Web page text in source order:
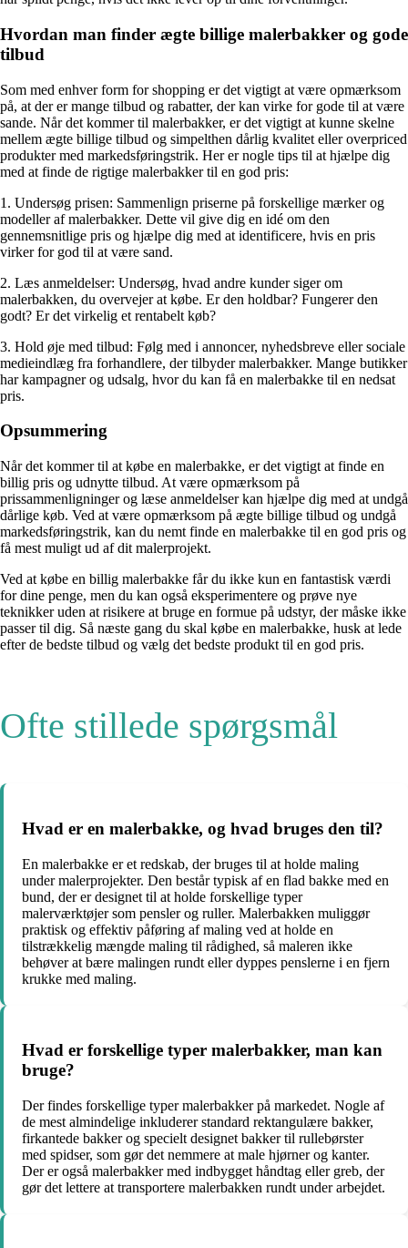
Hvordan man finder ægte billige malerbakker og gode
tilbud
Som med enhver form for shopping er det vigtigt at være opmærksom
på, at der er mange tilbud og rabatter, der kan virke for gode til at være
sande. Når det kommer til malerbakker, er det vigtigt at kunne skelne
mellem ægte billige tilbud og simpelthen dårlig kvalitet eller overpriced
produkter med markedsføringstrik. Her er nogle tips til at hjælpe dig
med at finde de rigtige malerbakker til en god pris:
1. Undersøg prisen: Sammenlign priserne på forskellige mærker og
modeller af malerbakker. Dette vil give dig en idé om den
gennemsnitlige pris og hjælpe dig med at identificere, hvis en pris
virker for god til at være sand.
2. Læs anmeldelser: Undersøg, hvad andre kunder siger om
malerbakken, du overvejer at købe. Er den holdbar? Fungerer den
godt? Er det virkelig et rentabelt køb?
3. Hold øje med tilbud: Følg med i annoncer, nyhedsbreve eller sociale
medieindlæg fra forhandlere, der tilbyder malerbakker. Mange butikker
har kampagner og udsalg, hvor du kan få en malerbakke til en nedsat
pris.
Opsummering
Når det kommer til at købe en malerbakke, er det vigtigt at finde en
billig pris og udnytte tilbud. At være opmærksom på
prissammenligninger og læse anmeldelser kan hjælpe dig med at undgå
dårlige køb. Ved at være opmærksom på ægte billige tilbud og undgå
markedsføringstrik, kan du nemt finde en malerbakke til en god pris og
få mest muligt ud af dit malerprojekt.
Ved at købe en billig malerbakke får du ikke kun en fantastisk værdi
for dine penge, men du kan også eksperimentere og prøve nye
teknikker uden at risikere at bruge en formue på udstyr, der måske ikke
passer til dig. Så næste gang du skal købe en malerbakke, husk at lede
efter de bedste tilbud og vælg det bedste produkt til en god pris.
Ofte stillede spørgsmål
Hvad er en malerbakke, og hvad bruges den til?
En malerbakke er et redskab, der bruges til at holde maling
under malerprojekter. Den består typisk af en flad bakke med en
bund, der er designet til at holde forskellige typer
malerværktøjer som pensler og ruller. Malerbakken muliggør
praktisk og effektiv påføring af maling ved at holde en
tilstrækkelig mængde maling til rådighed, så maleren ikke
behøver at bære malingen rundt eller dyppes penslerne i en fjern
krukke med maling.
Hvad er forskellige typer malerbakker, man kan
bruge?
Der findes forskellige typer malerbakker på markedet. Nogle af
de mest almindelige inkluderer standard rektangulære bakker,
firkantede bakker og specielt designet bakker til rullebørster
med spidser, som gør det nemmere at male hjørner og kanter.
Der er også malerbakker med indbygget håndtag eller greb, der
gør det lettere at transportere malerbakken rundt under arbejdet.